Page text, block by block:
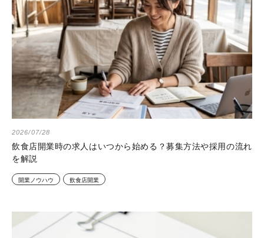
2026/07/28
飲食店開業時の求人はいつから始める？募集方法や採用の流れ
を解説
開業ノウハウ 飲食店開業